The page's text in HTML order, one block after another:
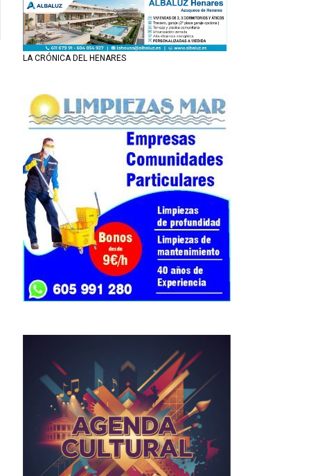
LA CRÓNICA DEL HENARES